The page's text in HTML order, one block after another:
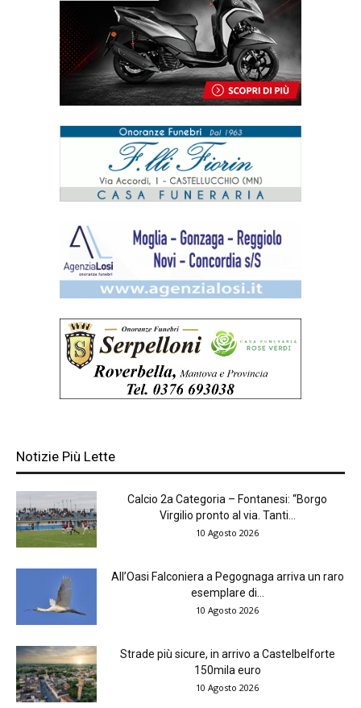
Notizie Più Lette
Calcio 2a Categoria – Fontanesi: “Borgo
Virgilio pronto al via. Tanti...
10 Agosto 2026
All’Oasi Falconiera a Pegognaga arriva un raro
esemplare di...
10 Agosto 2026
Strade più sicure, in arrivo a Castelbelforte
150mila euro
10 Agosto 2026